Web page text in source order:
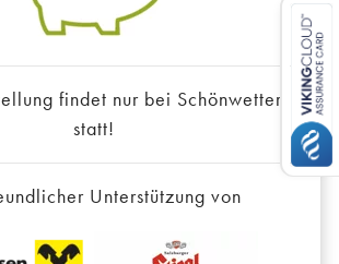
findet nur bei Schönwetter
statt!
Unterstützung von